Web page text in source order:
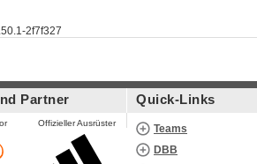
2f7f327
Partner
Offizieller Ausrüster
Quick-Links
Teams
DBB